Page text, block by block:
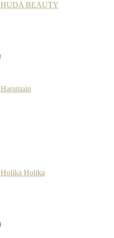
HUDA BEAUTY
Haramain
Holika Holika